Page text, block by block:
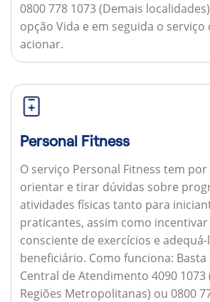
0800 778 1073 (Demais
opção Vida e em seguida o serviço
acionar.
Personal Fitness
O serviço Personal Fitness tem
orientar e tirar dúvidas sobre
atividades físicas tanto para
praticantes, assim como
consciente de exercícios e
beneficiário. Como funciona:
Central de Atendimento 4090 1073
Regiões Metropolitanas) ou 0800